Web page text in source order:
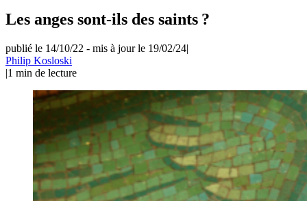
Les anges sont-ils des saints ?
publié le 14/10/22 - mis à jour le 19/02/24|
Philip Kosloski
|1 min de lecture